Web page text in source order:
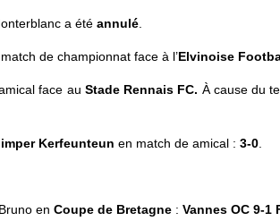
a étéannulé.
de championnat face à l’Elvinoise
face au Stade Rennais FC. À cause du
Kerfeunteun en match de amical : 3-0.
enCoupe de Bretagne :Vannes OC 9-1